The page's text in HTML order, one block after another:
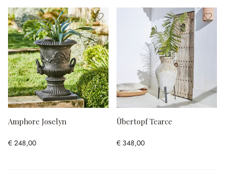
Amphore Joselyn
€ 248,00
Übertopf Tearce
€ 348,00